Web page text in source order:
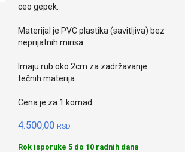
ceo gepek.
Materijal je PVC plastika (savitljiva) bez
neprijatnih mirisa.
Imaju rub oko 2cm za zadržavanje
tečnih materija.
Cena je za 1 komad.
4.500,00 RSD.
Rok isporuke 5 do 10 radnih dana